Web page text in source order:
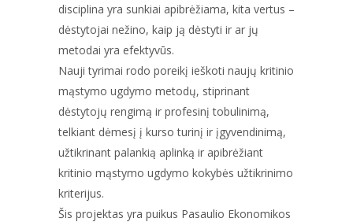
disciplina yra sunkiai apibrėžiama, kita vertus –
dėstytojai nežino, kaip ją dėstyti ir ar jų
metodai yra efektyvūs.
Nauji tyrimai rodo poreikį ieškoti naujų kritinio
mąstymo ugdymo metodų, stiprinant
dėstytojų rengimą ir profesinį tobulinimą,
telkiant dėmesį į kurso turinį ir įgyvendinimą,
užtikrinant palankią aplinką ir apibrėžiant
kritinio mąstymo ugdymo kokybės užtikrinimo
kriterijus.
Šis projektas yra puikus Pasaulio Ekonomikos